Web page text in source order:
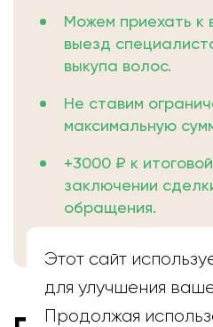
Можем приехать к
выезд
выкупа волос.
Не ставим
максимальную
+3000 ₽ к
заключении
обращения.
Этот сайт
для улучшения
Продолжая